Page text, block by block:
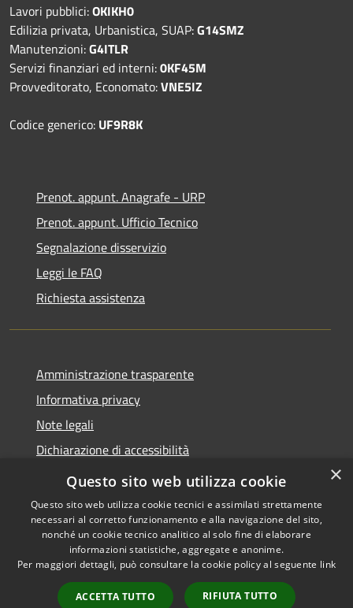
Lavori pubblici:OKIKH0
Edilizia privata, Urbanistica, SUAP:G14SMZ
Manutenzioni:G4ITLR
Servizi finanziari ed interni:0KF45M
Provveditorato, Economato:VNE5IZ
Codice generico: UF9R8K
Prenot. appunt. Anagrafe - URP
Prenot. appunt. Ufficio Tecnico
Segnalazione disservizio
Leggi le FAQ
Richiesta assistenza
Amministrazione trasparente
Informativa privacy
Note legali
Dichiarazione di accessibilità
Whistleblowing
Accessibilità
Copyright © 2026 • Comune di
Certaldo • Powered by
Municipium•
Accesso
×
Questo sito web utilizza cookie
Questo sito web utilizza cookie tecnici e assimilati strettamente
necessari al corretto funzionamento e alla navigazione del sito,
nonché un cookie tecnico analitico al solo fine di elaborare
informazioni statistiche, aggregate e anonime.
Per maggiori dettagli, può consultare la cookie policy al seguente link
ACCETTA TUTTO RIFIUTA TUTTO